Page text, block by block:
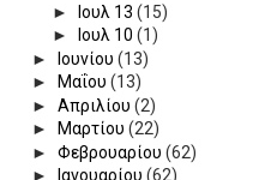
►
Ιουλ 13 (15)
►
Ιουλ 10 (1)
►
Ιουνίου (13)
►
Μαΐου (13)
► Απριλίου (2)
►
Μαρτίου (22)
► Φεβρουαρίου (62)
►
Ιανουαρίου (62)